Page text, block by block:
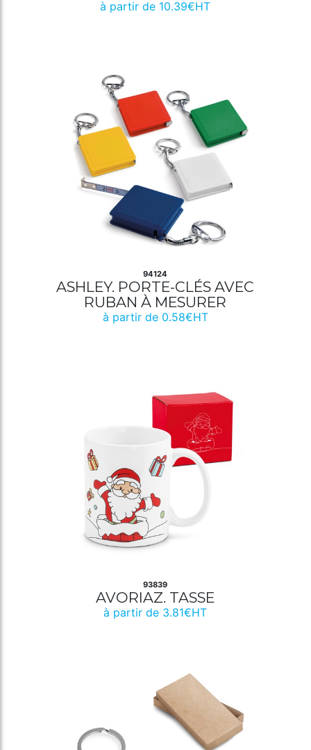
à partir de 10.39€HT
94124
ASHLEY. PORTE-CLÉS AVEC
RUBAN À MESURER
à partir de 0.58€HT
93839
AVORIAZ. TASSE
à partir de 3.81€HT